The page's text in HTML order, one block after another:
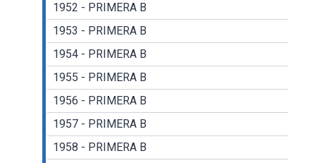
1952 - PRIMERA B
1953 - PRIMERA B
1954 - PRIMERA B
1955 - PRIMERA B
1956 - PRIMERA B
1957 - PRIMERA B
1958 - PRIMERA B